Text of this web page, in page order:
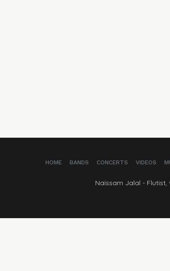
HOME BANDS CONCERTS VIDEOS
Naïssam Jalal -